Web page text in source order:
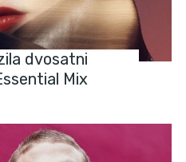
dvosatni
Mix